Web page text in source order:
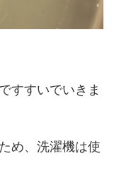
すすいでいきま
め、洗濯機は使